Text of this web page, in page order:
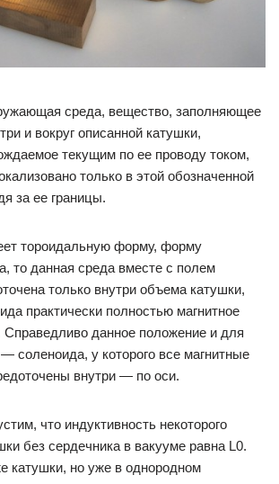
среда, вещество, заполняющее
и вокруг описанной катушки,
текущим по ее проводу током,
только в этой обозначенной
за ее границы.
тороидальную форму, форму
то данная среда вместе с полем
только внутри объема катушки,
практически полностью магнитное
Справедливо данное положение и для
соленоида, у которого все магнитные
внутри — по оси.
что индуктивность некоторого
без сердечника в вакууме равна L0.
катушки, но уже в однородном